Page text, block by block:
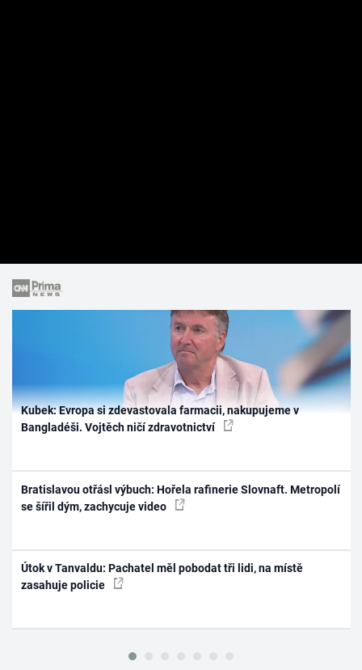
Kubek: Evropa si zdevastovala farmacii, nakupujeme v
Bangladéši. Vojtěch ničí zdravotnictví
Bratislavou otřásl výbuch: Hořela rafinerie Slovnaft. Metropolí
se šířil dým, zachycuje video
Útok v Tanvaldu: Pachatel měl pobodat tři lidi, na místě
zasahuje policie